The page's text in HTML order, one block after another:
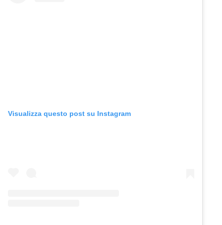
Visualizza questo post su Instagram